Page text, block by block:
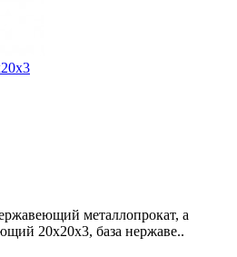
металлопрокат, а
20х20х3, база нержаве..